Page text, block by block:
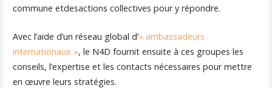
commune etdesactions collectives pour y répondre.
Avec l’aide d’un réseau global d’« ambassadeurs
internationaux », le N4D fournit ensuite à ces groupes les
conseils, l’expertise et les contacts nécessaires pour mettre
en œuvre leurs stratégies.